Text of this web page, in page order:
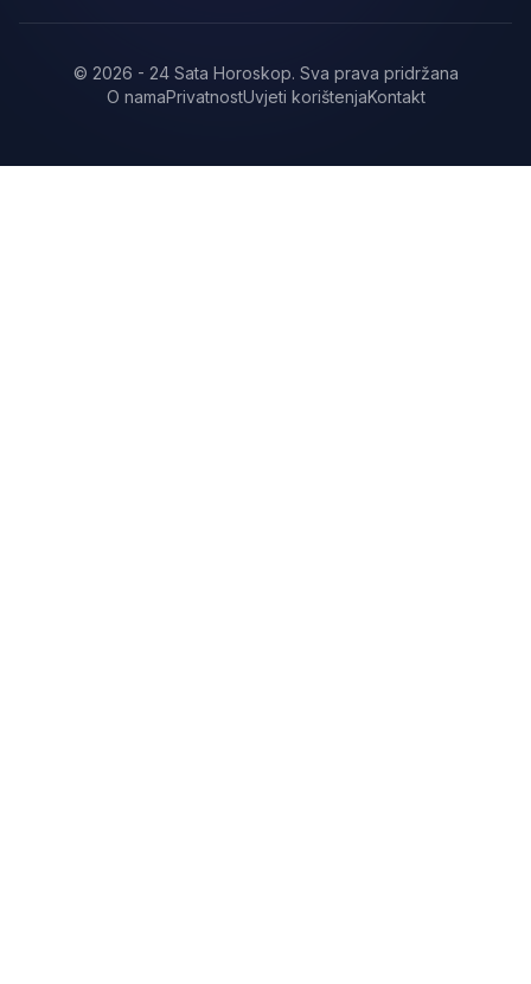
© 2026 - 24 Sata Horoskop. Sva prava pridržana
O namaPrivatnostUvjeti korištenjaKontakt